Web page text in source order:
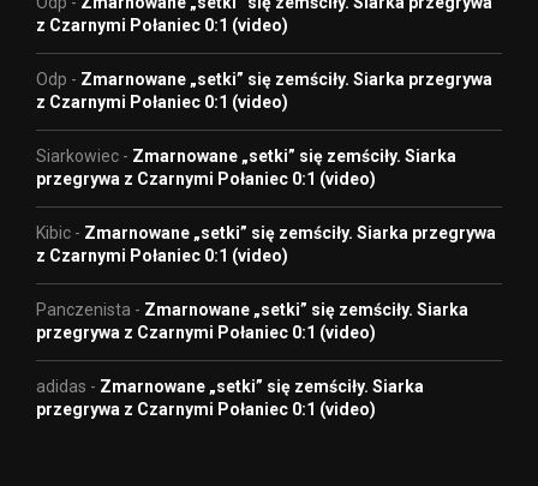
z Czarnymi Połaniec 0:1 (video)
Odp - Zmarnowane „setki” się zemściły. Siarka przegrywa
z Czarnymi Połaniec 0:1 (video)
Siarkowiec - Zmarnowane „setki” się zemściły. Siarka
przegrywa z Czarnymi Połaniec 0:1 (video)
Kibic - Zmarnowane „setki” się zemściły. Siarka przegrywa
z Czarnymi Połaniec 0:1 (video)
Panczenista - Zmarnowane „setki” się zemściły. Siarka
przegrywa z Czarnymi Połaniec 0:1 (video)
adidas - Zmarnowane „setki” się zemściły. Siarka
przegrywa z Czarnymi Połaniec 0:1 (video)